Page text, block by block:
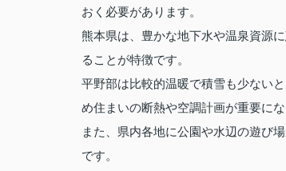
おく必要があります。
熊本県は、豊かな地下水や温泉資源
ることが特徴です。
平野部は比較的温暖で積雪も少ない
め住まいの断熱や空調計画が重要にな
また、県内各地に公園や水辺の遊び
です。